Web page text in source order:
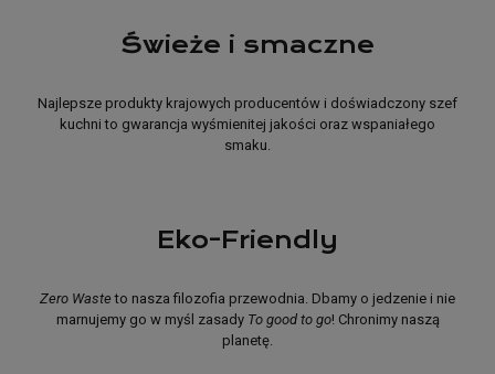
Świeże i smaczne
Najlepsze produkty krajowych producentów i doświadczony szef
kuchni to gwarancja wyśmienitej jakości oraz wspaniałego
smaku.
Eko-Friendly
Zero Waste to nasza filozofia przewodnia. Dbamy o jedzenie i nie
marnujemy go w myśl zasady To good to go! Chronimy naszą
planetę.